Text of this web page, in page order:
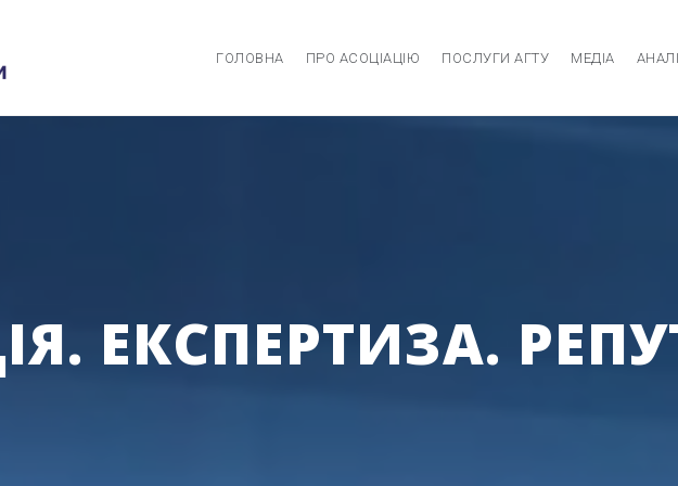
ГОЛОВНА ПРО АСОЦІАЦІЮ ПОСЛУГИ АГТУ МЕДІА
ЕКСПЕРТИЗА.